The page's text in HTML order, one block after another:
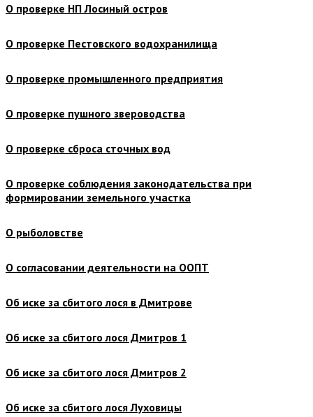
О проверке НП Лосиный остров
О проверке Пестовского водохранилища
О проверке промышленного предприятия
О проверке пушного звероводства
О проверке сброса сточных вод
О проверке соблюдения законодательства при
формировании земельного участка
О рыболовстве
О согласовании деятельности на ООПТ
Об иске за сбитого лося в Дмитрове
Об иске за сбитого лося Дмитров 1
Об иске за сбитого лося Дмитров 2
Об иске за сбитого лося Луховицы